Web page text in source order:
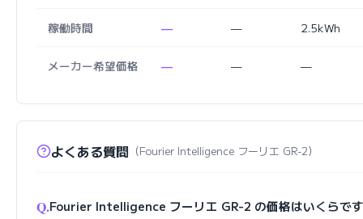
稼働時間 — — 2.5kWh
メーカー希望価格 — — —
よくある質問 （Fourier Intelligence フーリエ GR-2）
Q.Fourier Intelligence フーリエ GR-2 の価格はいくらで